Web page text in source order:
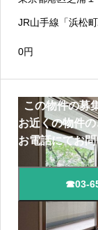
JR山手線「浜松
0円
この物件の募
お近くの物件
お電話にてお
☎03-